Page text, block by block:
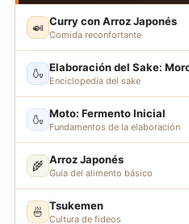
🍛 Curry con Arroz Japonés
Comida reconfortante
🍶 Elaboración del Sake:
Enciclopedia del sake
🍶 Moto: Fermento Inicial
Fundamentos de la elaboración
🌾 Arroz Japonés
Guía del alimento básico
🍜 Tsukemen
Cultura de fideos